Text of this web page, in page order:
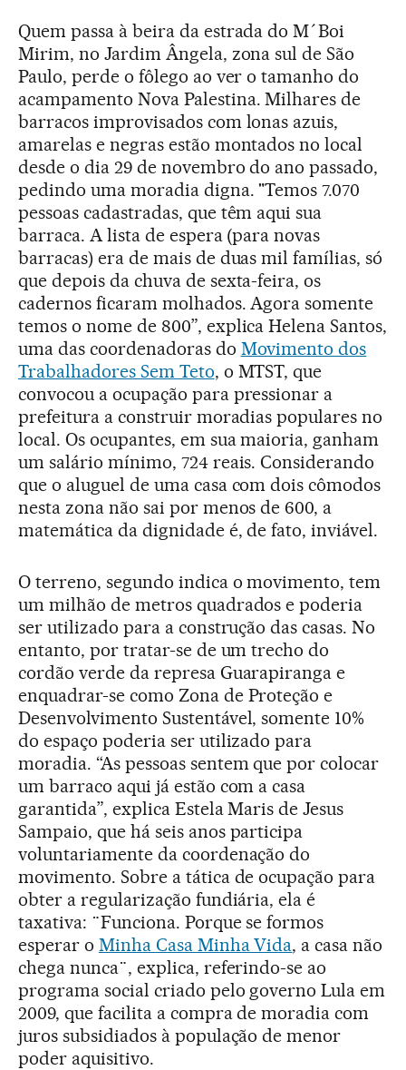
Quem passa à beira da estrada do M´Boi
Mirim, no Jardim Ângela, zona sul de São
Paulo, perde o fôlego ao ver o tamanho do
acampamento Nova Palestina. Milhares de
barracos improvisados com lonas azuis,
amarelas e negras estão montados no local
desde o dia 29 de novembro do ano passado,
pedindo uma moradia digna. "Temos 7.070
pessoas cadastradas, que têm aqui sua
barraca. A lista de espera (para novas
barracas) era de mais de duas mil famílias, só
que depois da chuva de sexta-feira, os
cadernos ficaram molhados. Agora somente
temos o nome de 800”, explica Helena Santos,
uma das coordenadoras do Movimento dos
Trabalhadores Sem Teto, o MTST, que
convocou a ocupação para pressionar a
prefeitura a construir moradias populares no
local. Os ocupantes, em sua maioria, ganham
um salário mínimo, 724 reais. Considerando
que o aluguel de uma casa com dois cômodos
nesta zona não sai por menos de 600, a
matemática da dignidade é, de fato, inviável.
O terreno, segundo indica o movimento, tem
um milhão de metros quadrados e poderia
ser utilizado para a construção das casas. No
entanto, por tratar-se de um trecho do
cordão verde da represa Guarapiranga e
enquadrar-se como Zona de Proteção e
Desenvolvimento Sustentável, somente 10%
do espaço poderia ser utilizado para
moradia. “As pessoas sentem que por colocar
um barraco aqui já estão com a casa
garantida”, explica Estela Maris de Jesus
Sampaio, que há seis anos participa
voluntariamente da coordenação do
movimento. Sobre a tática de ocupação para
obter a regularização fundiária, ela é
taxativa: ¨Funciona. Porque se formos
esperar o Minha Casa Minha Vida, a casa não
chega nunca¨, explica, referindo-se ao
programa social criado pelo governo Lula em
2009, que facilita a compra de moradia com
juros subsidiados à população de menor
poder aquisitivo.